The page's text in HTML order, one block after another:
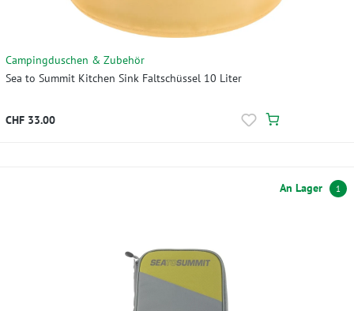
Campingduschen & Zubehör
Sea to Summit Kitchen Sink Faltschüssel 10 Liter
CHF 33.00
An Lager 1